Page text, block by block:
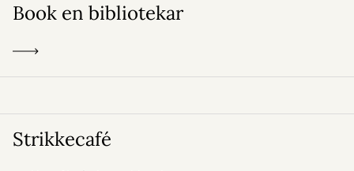
Book en bibliotekar
Strikkecafé